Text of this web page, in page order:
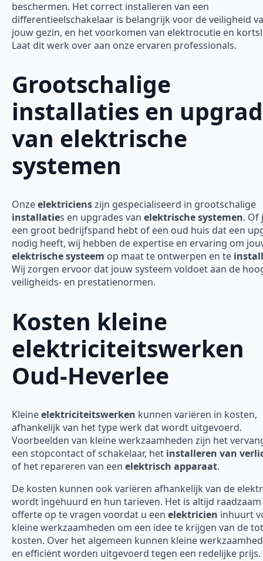
beschermen. Het correct installeren van een
differentieelschakelaar is belangrijk voor de veiligheid
jouw gezin, en het voorkomen van elektrocutie en
Laat dit werk over aan onze ervaren professionals.
Grootschalige
installaties en
van elektrische
systemen
Onzeelektricienszijn gespecialiseerd in grootschalige
installaties en upgrades van elektrische systemen. Of
een groot bedrijfspand hebt of een oud huis dat een
nodig heeft, wij hebben de expertise en ervaring om
elektrische systeem op maat te ontwerpen en te
Wij zorgen ervoor dat jouw systeem voldoet aan de
veiligheids- en prestatienormen.
Kosten kleine
elektriciteitswerken
Oud-Heverlee
Kleineelektriciteitswerken kunnen variëren in kosten,
afhankelijk van het type werk dat wordt uitgevoerd.
Voorbeelden van kleine werkzaamheden zijn het
een stopcontact of schakelaar, het installeren van
of het repareren van een elektrisch apparaat.
De kosten kunnen ook variëren afhankelijk van de
wordt ingehuurd en hun tarieven. Het is altijd
offerte op te vragen voordat u een elektricien inhuurt
kleine werkzaamheden om een idee te krijgen van de
kosten. Over het algemeen kunnen kleine
en efficiënt worden uitgevoerd tegen een redelijke prijs.